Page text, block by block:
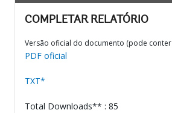
COMPLETAR RELATÓRIO
Versão oficial do documento (pode conter
PDF oficial
TXT*
Total Downloads** : 85